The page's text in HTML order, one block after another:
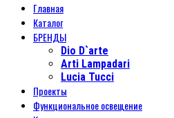
Главная
Каталог
БРЕНДЫ
Dio D`arte
Arti Lampadari
Lucia Tucci
Проекты
Функциональное освещение